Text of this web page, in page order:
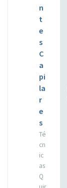
n
t
e
s
C
a
pi
la
r
e
s
Té
cn
ic
as
Q